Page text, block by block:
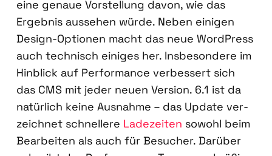
eine genaue Vor­stel­lung davon, wie das
Ergeb­nis aus­se­hen wür­de. Neben eini­gen
Design-Optio­nen macht das neue Word­Press
auch tech­nisch eini­ges her. Ins­be­son­de­re im
Hin­blick auf Per­for­mance ver­bes­sert sich
das CMS mit jeder neu­en Ver­si­on. 6.1 ist da
natür­lich kei­ne Aus­nah­me – das Update ver­
zeich­net schnel­le­re Lade­zei­ten sowohl beim
Bear­bei­ten als auch für Besu­cher. Dar­über